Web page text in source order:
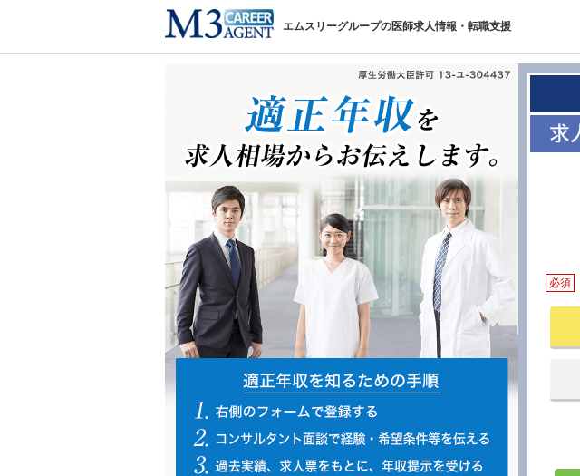
エムスリーグループの医師求人情報・転職支援
必須